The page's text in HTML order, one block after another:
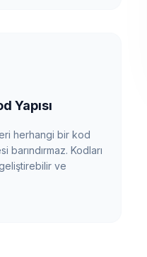
Yapısı
herhangi bir kod
barındırmaz. Kodları
ve